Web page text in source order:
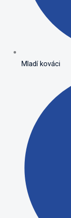
Mladí kováci